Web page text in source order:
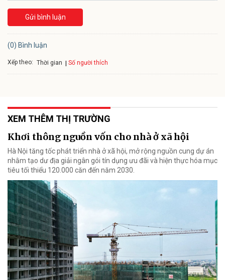
Gửi bình luận
(0) Bình luận
Xếp theo: Thời gian Số người thích
XEM THÊM THỊ TRƯỜNG
Khơi thông nguồn vốn cho nhà ở xã hội
Hà Nội tăng tốc phát triển nhà ở xã hội, mở rộng nguồn cung dự án
nhằm tạo dư địa giải ngân gói tín dụng ưu đãi và hiện thực hóa mục
tiêu tối thiểu 120.000 căn đến năm 2030.